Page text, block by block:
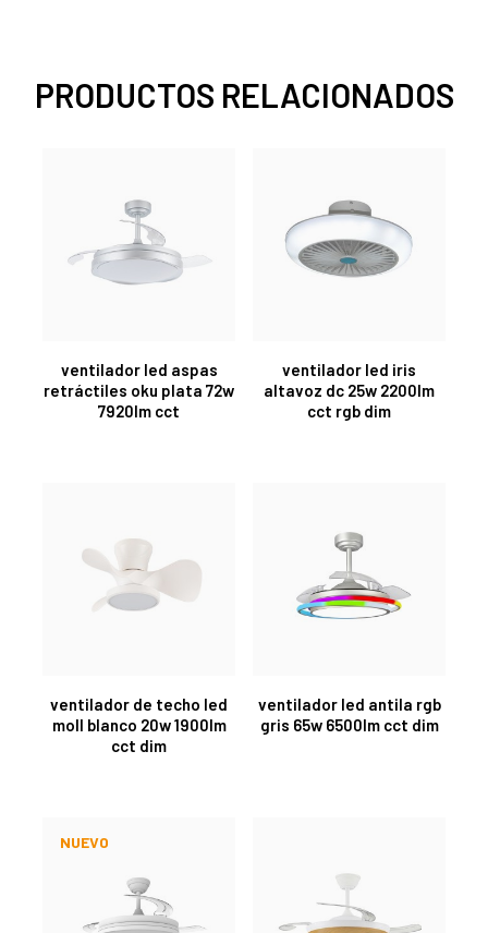
PRODUCTOS RELACIONADOS
ventilador led aspas
retráctiles oku plata 72w
7920lm cct
ventilador led iris
altavoz dc 25w 2200lm
cct rgb dim
ventilador de techo led
moll blanco 20w 1900lm
cct dim
ventilador led antila rgb
gris 65w 6500lm cct dim
NUEVO